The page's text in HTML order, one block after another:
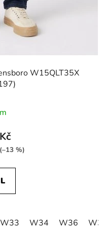
W15QLT35X
(–13 %)
W33 W34 W36